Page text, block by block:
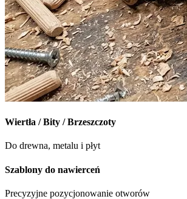
Wiertła / Bity / Brzeszczoty
Do drewna, metalu i płyt
Szablony do nawierceń
Precyzyjne pozycjonowanie otworów